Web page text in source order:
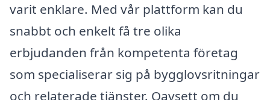
varit enklare. Med vår plattform kan du
snabbt och enkelt få tre olika
erbjudanden från kompetenta företag
som specialiserar sig på bygglovsritningar
och relaterade tjänster. Oavsett om du